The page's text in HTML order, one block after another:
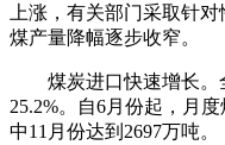
上涨，有关部门采取针
煤产量降幅逐步收窄。
煤炭进口快速增长。
25.2%。自6月份起，月
中11月份达到2697万吨。